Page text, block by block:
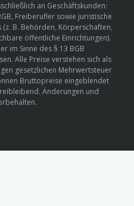
an Geschäftskunden:
Freiberufler sowie juristische
B. Behörden, Körperschaften,
öffentliche Einrichtungen).
im Sinne des § 13 BGB
Alle Preise verstehen sich als
gesetzlichen Mehrwertsteuer
Bruttopreise eingeblendet
Änderungen und